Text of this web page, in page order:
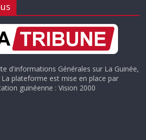
d'informations Générales sur La Guinée,
plateforme est mise en place par
guinéenne : Vision 2000